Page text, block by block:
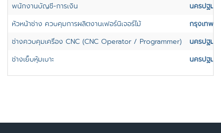
พนักงานบัญชี-การเงิน
นครปฐม
หัวหน้าช่าง ควบคุมการผลิตงานเฟอร์นิเจอร์ไม้
กรุงเทพม
ช่างควบคุมเครื่อง CNC (CNC Operator / Programmer)
นครปฐม
ช่างเย็บหุ้มเบาะ
นครปฐม